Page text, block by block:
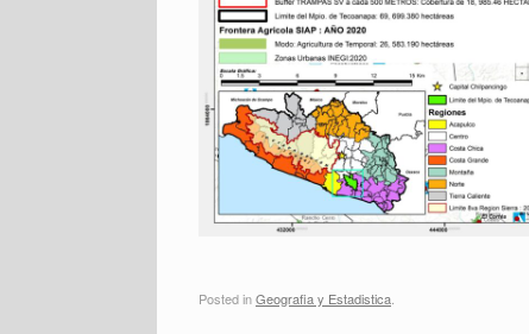
Posted inGeografia y Estadistica